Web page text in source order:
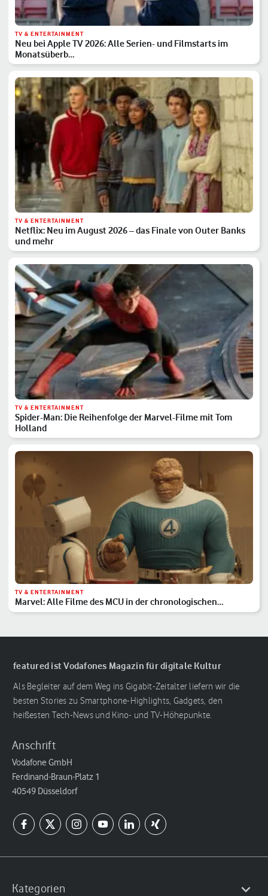
TV & ENTERTAINMENT
Neu bei Apple TV 2026: Alle Serien- und Filmstarts im
Monatsüberb…
TV & ENTERTAINMENT
Netflix: Neu im August 2026 – das Finale von Outer Banks
und mehr
TV & ENTERTAINMENT
Spider-Man: Die Reihenfolge der Marvel-Filme mit Tom
Holland
TV & ENTERTAINMENT
Marvel: Alle Filme des MCU in der chronologischen
Reihenfolge
featured ist Vodafones Magazin für digitale Kultur
Als Begleiter auf dem Weg ins Gigabit-Zeitalter liefern wir die
besten Stories zu Smartphone-Highlights, Gadgets, den
heißesten Tech-News und Kino- und TV-Höhepunkte.
Anschrift
Vodafone GmbH
Ferdinand-Braun-Platz 1
40549 Düsseldorf
Kategorien